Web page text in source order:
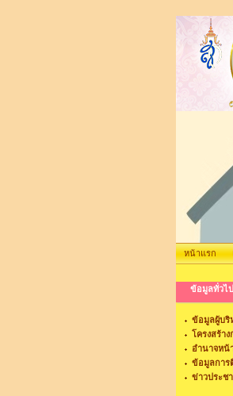
หน้าแรก
ข้อมูลทั่วไป
ข้อมูลผู้บริ
โครงสร้า
อำนาจหน้
ข้อมูลการ
ข่าวประช